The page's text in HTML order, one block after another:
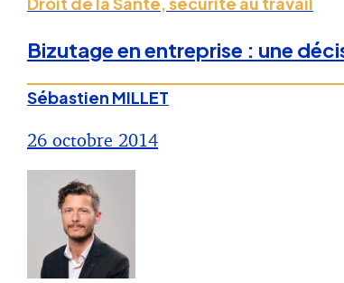
Bizutage en entreprise : une
Sébastien MILLET
26 octobre 2014